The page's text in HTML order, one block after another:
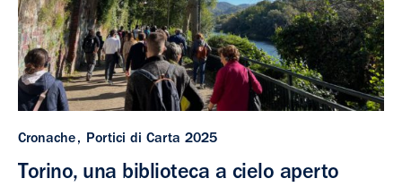
Cronache Portici di Carta 2025
Torino, una biblioteca a cielo aperto